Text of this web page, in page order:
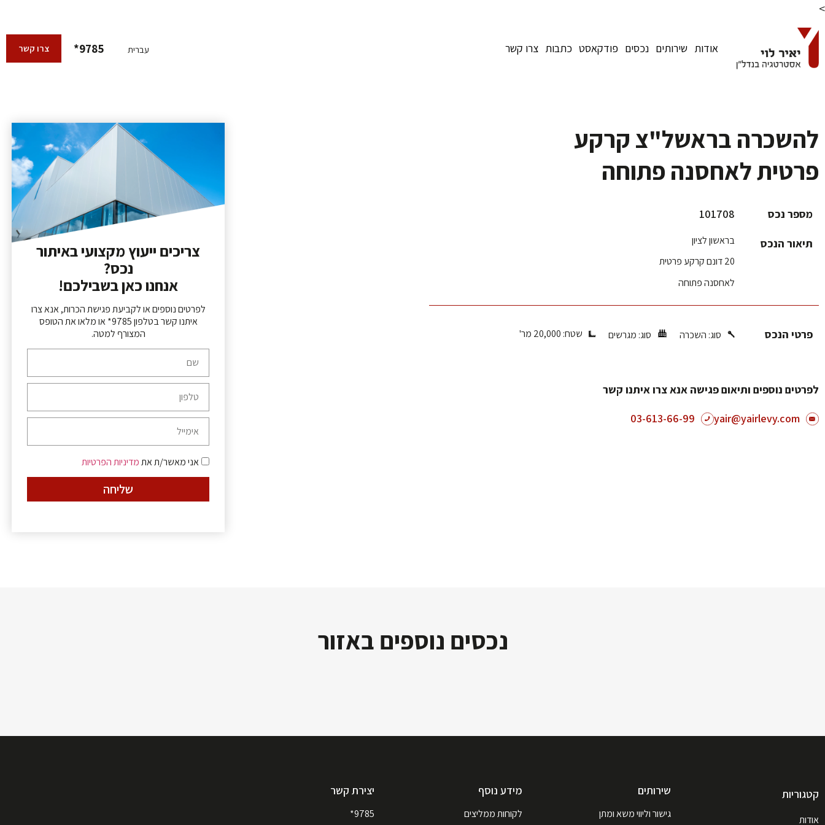
>
אודות שירותים נכסים פודקאסט כתבות צרו קשר עברית 9785* צרו קשר
להשכרה בראשל"צ קרקע
פרטית לאחסנה פתוחה
מספר נכס 101708
תיאור הנכס
בראשון לציון
20 דונם קרקע פרטית
לאחסנה פתוחה
פרטי הנכס סוג: השכרה סוג: מגרשים שטח: 20,000 מר'
לפרטים נוספים ותיאום פגישה אנא צרו איתנו קשר
yair@yairlevy.com
03-613-66-99
צריכים ייעוץ מקצועי באיתור
נכס?
אנחנו כאן בשבילכם!
לפרטים נוספים או לקביעת פגישת הכרות, אנא צרו
איתנו קשר בטלפון 9785* או מלאו את הטופס
המצורף למטה.
אני מאשר/ת אתמדיניות הפרטיות
שליחה
נכסים נוספים באזור
קטגוריות
אודות
שירותים
גישור וליווי משא ומתן
מידע נוסף
לקוחות ממליצים
יצירת קשר
9785*